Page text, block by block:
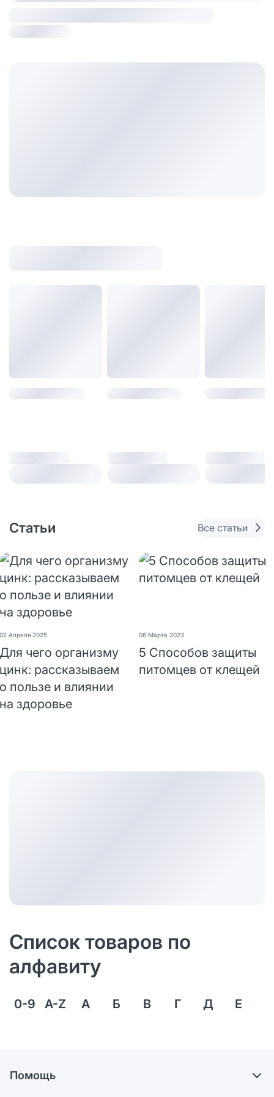
Статьи Все статьи
02 Апреля 2025
Для чего организму
цинк: рассказываем
о пользе и влиянии
на здоровье
06 Марта 2023
5 Способов защиты
питомцев от клещей
Список товаров по
алфавиту
0-9 A-Z А Б В Г Д Е
Помощь